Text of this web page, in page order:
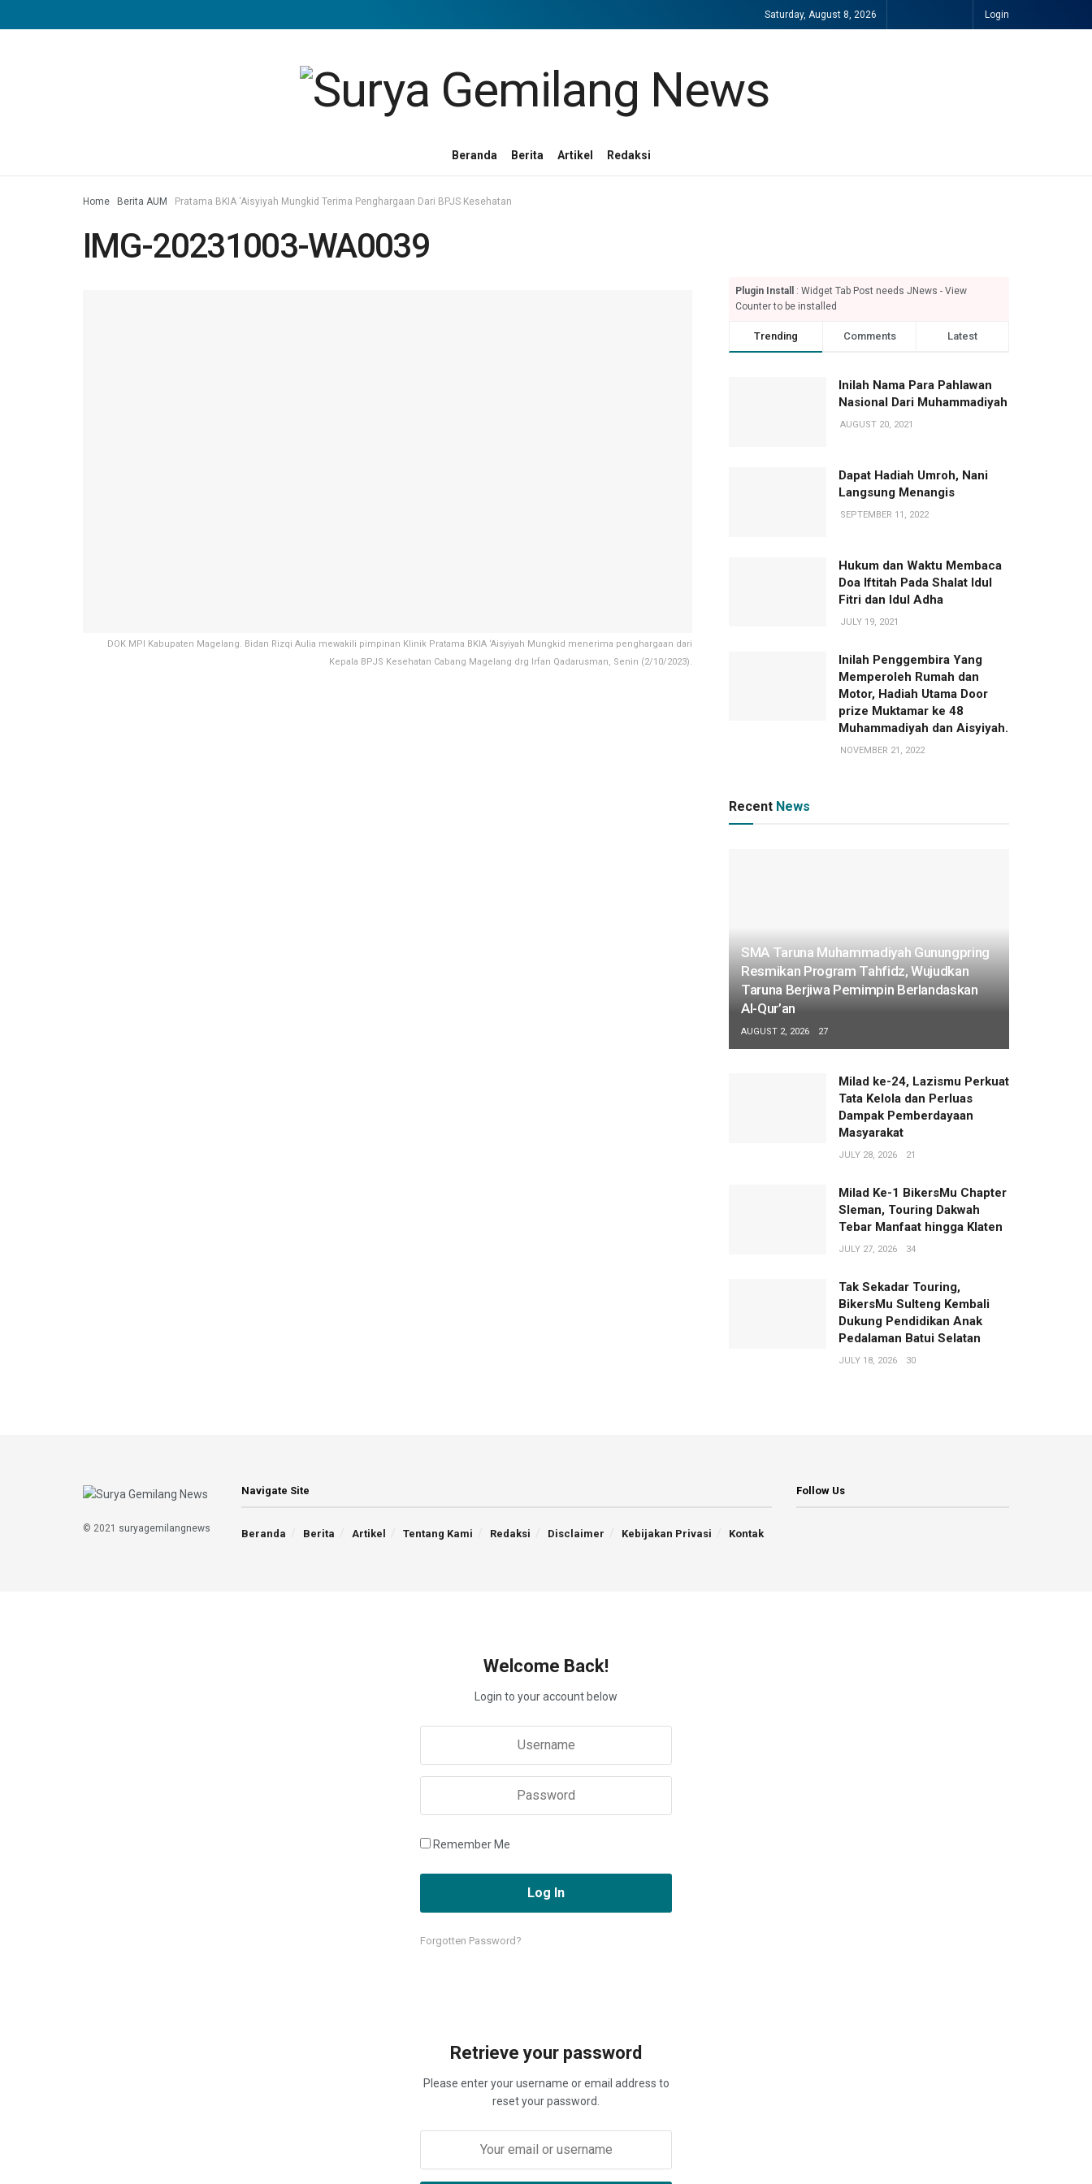
Saturday, August 8, 2026 Login
Beranda Berita Artikel Redaksi
Home Berita AUM Pratama BKIA ‘Aisyiyah Mungkid Terima Penghargaan Dari BPJS Kesehatan
IMG-20231003-WA0039
DOK MPI Kabupaten Magelang. Bidan Rizqi Aulia mewakili pimpinan Klinik Pratama BKIA ‘Aisyiyah Mungkid menerima penghargaan dari
Kepala BPJS Kesehatan Cabang Magelang drg Irfan Qadarusman, Senin (2/10/2023).
Plugin Install
: Widget Tab Post needs JNews - View
Counter to be installed
Trending Comments Latest
Inilah Nama Para Pahlawan
Nasional Dari Muhammadiyah
AUGUST 20, 2021
Dapat Hadiah Umroh, Nani
Langsung Menangis
SEPTEMBER 11, 2022
Hukum dan Waktu Membaca
Doa Iftitah Pada Shalat Idul
Fitri dan Idul Adha
JULY 19, 2021
Inilah Penggembira Yang
Memperoleh Rumah dan
Motor, Hadiah Utama Door
prize Muktamar ke 48
Muhammadiyah dan Aisyiyah.
NOVEMBER 21, 2022
Recent News
SMA Taruna Muhammadiyah Gunungpring
Resmikan Program Tahfidz, Wujudkan
Taruna Berjiwa Pemimpin Berlandaskan
Al-Qur’an
AUGUST 2, 2026 27
Milad ke-24, Lazismu Perkuat
Tata Kelola dan Perluas
Dampak Pemberdayaan
Masyarakat
JULY 28, 2026 21
Milad Ke-1 BikersMu Chapter
Sleman, Touring Dakwah
Tebar Manfaat hingga Klaten
JULY 27, 2026 34
Tak Sekadar Touring,
BikersMu Sulteng Kembali
Dukung Pendidikan Anak
Pedalaman Batui Selatan
JULY 18, 2026 30
© 2021 suryagemilangnews
Navigate Site
Beranda Berita Artikel Tentang Kami Redaksi Disclaimer Kebijakan Privasi Kontak
Follow Us
Welcome Back!
Login to your account below
Remember Me
Forgotten Password?
Retrieve your password
Please enter your username or email address to
reset your password.